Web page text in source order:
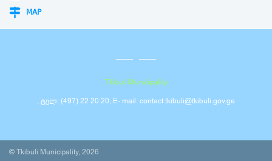
MAP
Tkibuli Municipality
, ტელ: (497) 22 20 20, E- mail: contact.tkibuli@tkibuli.gov.ge
© Tkibuli Municipality, 2026